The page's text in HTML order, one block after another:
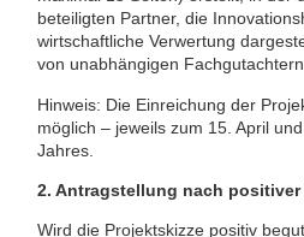
beteiligten Partner, die
wirtschaftliche Verwertung
von unabhängigen
Hinweis: Die Einreichung der
möglich – jeweils zum 15. April
Jahres.
2. Antragstellung nach
Wird die Projektskizze positiv